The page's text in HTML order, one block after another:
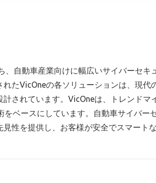
自動車産業向けに幅広いサイバーセ
たVicOneの各ソリューションは、現
されています。VicOneは、トレンド
ベースにしています。自動車サイバー
性を提供し、お客様が安全でスマート